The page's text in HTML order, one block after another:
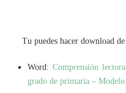
Tu puedes hacer download de
Word: Comprensión
grado de primaria – Modelo